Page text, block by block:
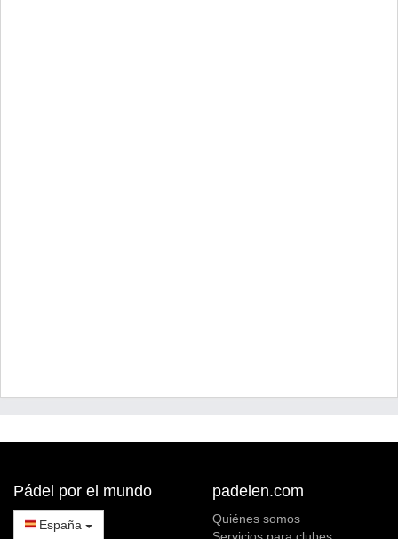
Pádel por el mundo
España
padelen.com
Quiénes somos